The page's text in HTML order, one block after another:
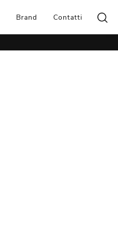
Brand Contatti